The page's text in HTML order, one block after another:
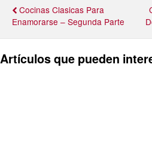
Cocinas Clasicas Para
Enamorarse – Segunda Parte
Artículos que pueden